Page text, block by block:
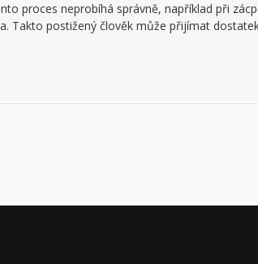
proces neprobíhá správně, například při
Takto postižený člověk může přijímat